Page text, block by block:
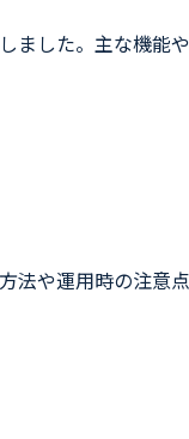
した。主な機能
法や運用時の注意